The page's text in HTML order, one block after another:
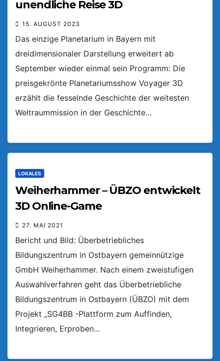
unendliche Reise 3D
15. AUGUST 2023
Das einzige Planetarium in Bayern mit
dreidimensionaler Darstellung erweitert ab
September wieder einmal sein Programm: Die
preisgekrönte Planetariumsshow Voyager 3D
erzählt die fesselnde Geschichte der weitesten
Weltraummission in der Geschichte…
LOKALES
Weiherhammer – ÜBZO entwickelt
3D Online-Game
27. MAI 2021
Bericht und Bild: Überbetriebliches
Bildungszentrum in Ostbayern gemeinnützige
GmbH Weiherhammer. Nach einem zweistufigen
Auswahlverfahren geht das Überbetriebliche
Bildungszentrum in Ostbayern (ÜBZO) mit dem
Projekt „SG4BB -Plattform zum Auffinden,
Integrieren, Erproben…